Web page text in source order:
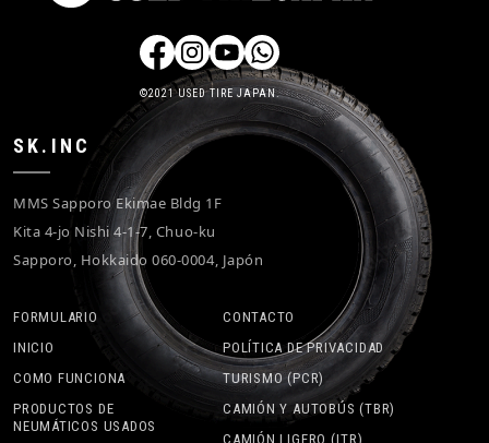
SK.INC
MMS Sapporo Ekimae Bldg 1F
Kita 4-jo Nishi 4-1-7, Chuo-ku
Sapporo, Hokkaido 060-0004, Japón
©2021 USED TIRE JAPAN.
FORMULARIO
INICIO
COMO FUNCIONA
PRODUCTOS DE
NEUMÁTICOS USADOS
CONTACTO
POLÍTICA DE PRIVACIDAD
TURISMO (PCR)
CAMIÓN Y AUTOBÚS (TBR)
CAMIÓN LIGERO (LTR)